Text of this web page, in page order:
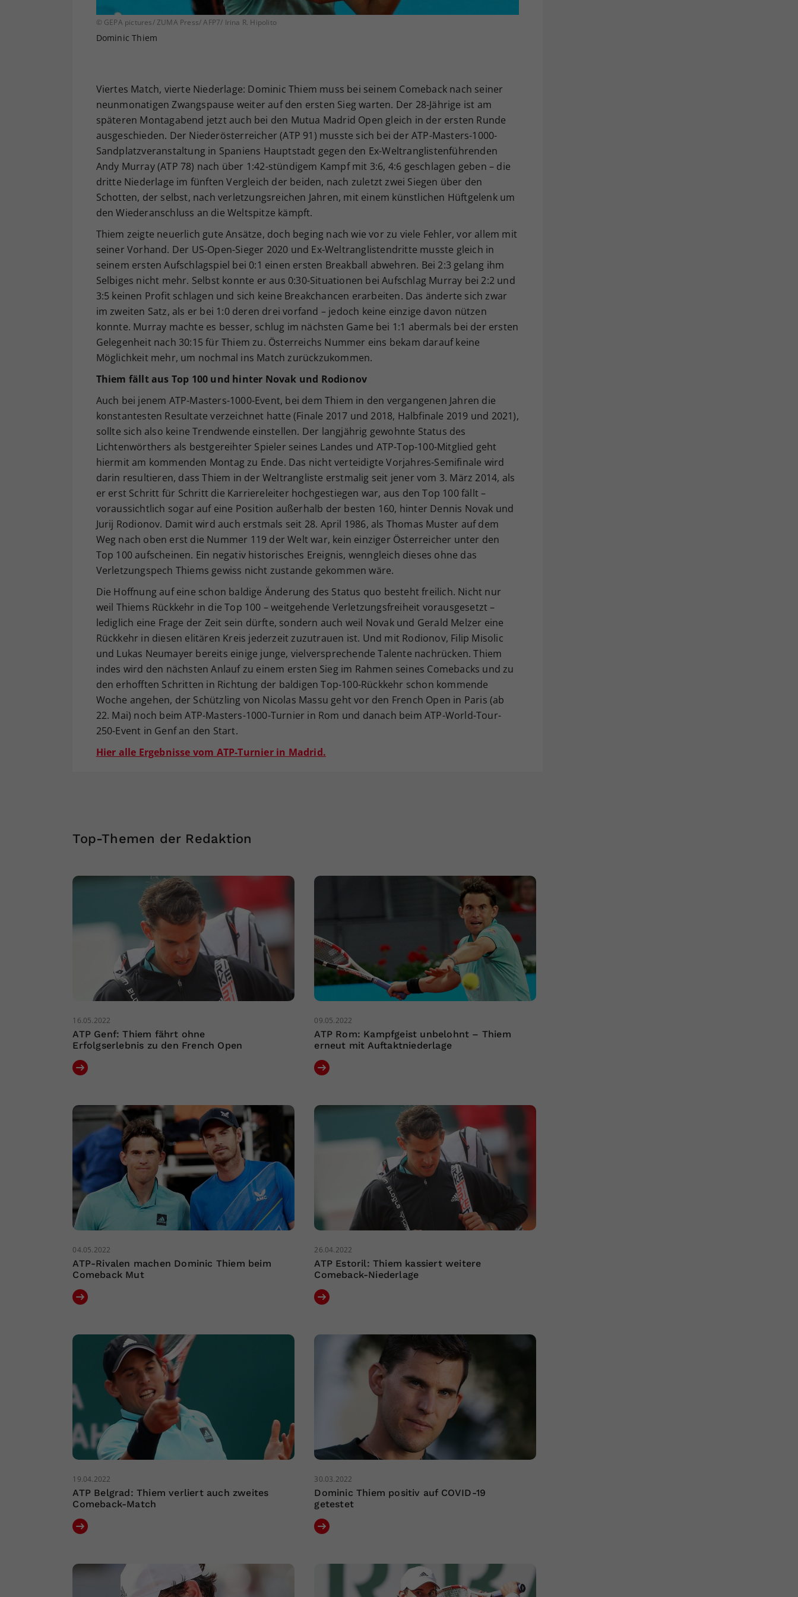
© GEPA pictures/ ZUMA Press/ AFP7/ Irina R. Hipolito
Dominic Thiem
Viertes Match, vierte Niederlage: Dominic Thiem muss bei seinem Comeback nach seiner
neunmonatigen Zwangspause weiter auf den ersten Sieg warten. Der 28-Jährige ist am
späteren Montagabend jetzt auch bei den Mutua Madrid Open gleich in der ersten Runde
ausgeschieden. Der Niederösterreicher (ATP 91) musste sich bei der ATP-Masters-1000-
Sandplatzveranstaltung in Spaniens Hauptstadt gegen den Ex-Weltranglistenführenden
Andy Murray (ATP 78) nach über 1:42-stündigem Kampf mit 3:6, 4:6 geschlagen geben – die
dritte Niederlage im fünften Vergleich der beiden, nach zuletzt zwei Siegen über den
Schotten, der selbst, nach verletzungsreichen Jahren, mit einem künstlichen Hüftgelenk um
den Wiederanschluss an die Weltspitze kämpft.
Thiem zeigte neuerlich gute Ansätze, doch beging nach wie vor zu viele Fehler, vor allem mit
seiner Vorhand. Der US-Open-Sieger 2020 und Ex-Weltranglistendritte musste gleich in
seinem ersten Aufschlagspiel bei 0:1 einen ersten Breakball abwehren. Bei 2:3 gelang ihm
Selbiges nicht mehr. Selbst konnte er aus 0:30-Situationen bei Aufschlag Murray bei 2:2 und
3:5 keinen Profit schlagen und sich keine Breakchancen erarbeiten. Das änderte sich zwar
im zweiten Satz, als er bei 1:0 deren drei vorfand – jedoch keine einzige davon nützen
konnte. Murray machte es besser, schlug im nächsten Game bei 1:1 abermals bei der ersten
Gelegenheit nach 30:15 für Thiem zu. Österreichs Nummer eins bekam darauf keine
Möglichkeit mehr, um nochmal ins Match zurückzukommen.
Thiem fällt aus Top 100 und hinter Novak und Rodionov
Auch bei jenem ATP-Masters-1000-Event, bei dem Thiem in den vergangenen Jahren die
konstantesten Resultate verzeichnet hatte (Finale 2017 und 2018, Halbfinale 2019 und 2021),
sollte sich also keine Trendwende einstellen. Der langjährig gewohnte Status des
Lichtenwörthers als bestgereihter Spieler seines Landes und ATP-Top-100-Mitglied geht
hiermit am kommenden Montag zu Ende. Das nicht verteidigte Vorjahres-Semifinale wird
darin resultieren, dass Thiem in der Weltrangliste erstmalig seit jener vom 3. März 2014, als
er erst Schritt für Schritt die Karriereleiter hochgestiegen war, aus den Top 100 fällt –
voraussichtlich sogar auf eine Position außerhalb der besten 160, hinter Dennis Novak und
Jurij Rodionov. Damit wird auch erstmals seit 28. April 1986, als Thomas Muster auf dem
Weg nach oben erst die Nummer 119 der Welt war, kein einziger Österreicher unter den
Top 100 aufscheinen. Ein negativ historisches Ereignis, wenngleich dieses ohne das
Verletzungspech Thiems gewiss nicht zustande gekommen wäre.
Die Hoffnung auf eine schon baldige Änderung des Status quo besteht freilich. Nicht nur
weil Thiems Rückkehr in die Top 100 – weitgehende Verletzungsfreiheit vorausgesetzt –
lediglich eine Frage der Zeit sein dürfte, sondern auch weil Novak und Gerald Melzer eine
Rückkehr in diesen elitären Kreis jederzeit zuzutrauen ist. Und mit Rodionov, Filip Misolic
und Lukas Neumayer bereits einige junge, vielversprechende Talente nachrücken. Thiem
indes wird den nächsten Anlauf zu einem ersten Sieg im Rahmen seines Comebacks und zu
den erhofften Schritten in Richtung der baldigen Top-100-Rückkehr schon kommende
Woche angehen, der Schützling von Nicolas Massu geht vor den French Open in Paris (ab
22. Mai) noch beim ATP-Masters-1000-Turnier in Rom und danach beim ATP-World-Tour-
250-Event in Genf an den Start.
Hier alle Ergebnisse vom ATP-Turnier in Madrid.
Top-Themen der Redaktion
16.05.2022
ATP Genf: Thiem fährt ohne
Erfolgserlebnis zu den French Open
09.05.2022
ATP Rom: Kampfgeist unbelohnt – Thiem
erneut mit Auftaktniederlage
04.05.2022
ATP-Rivalen machen Dominic Thiem beim
Comeback Mut
26.04.2022
ATP Estoril: Thiem kassiert weitere
Comeback-Niederlage
19.04.2022
ATP Belgrad: Thiem verliert auch zweites
Comeback-Match
30.03.2022
Dominic Thiem positiv auf COVID-19
getestet
Ihrer vorgenommen Einstellungen, falls der